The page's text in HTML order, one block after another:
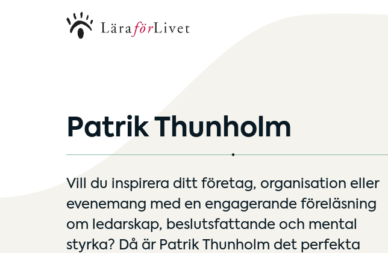
Patrik Thunholm
Vill du inspirera ditt företag, organisation eller
evenemang med en engagerande föreläsning
om ledarskap, beslutsfattande och mental
styrka? Då är Patrik Thunholm det perfekta